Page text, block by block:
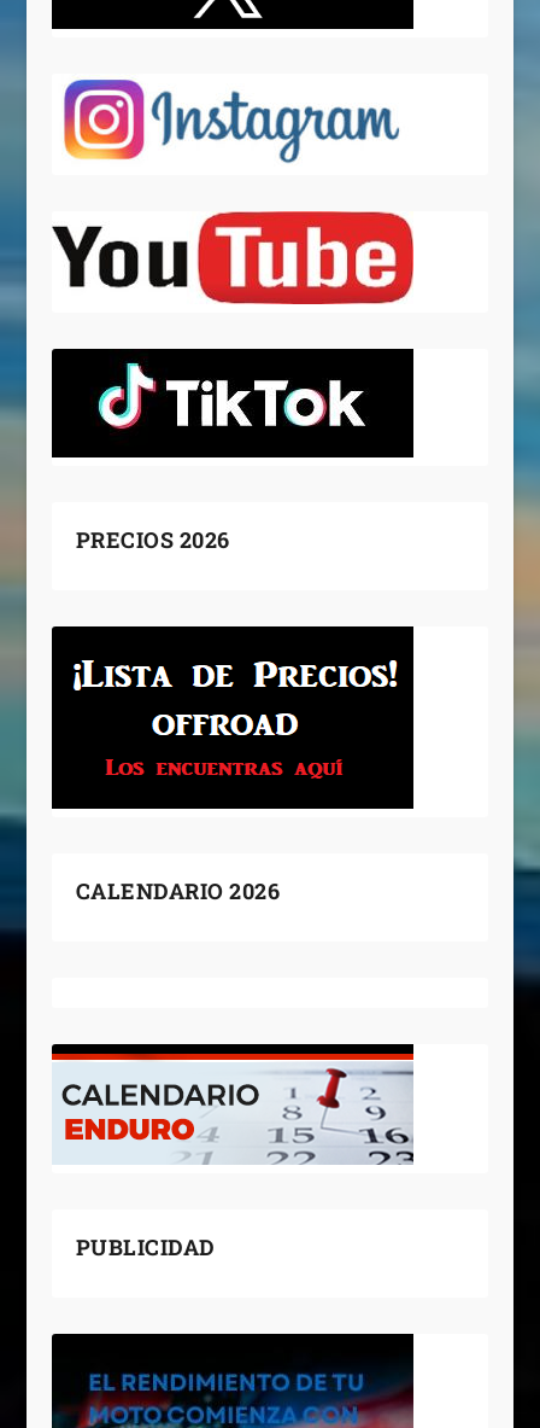
PRECIOS 2026
CALENDARIO 2026
PUBLICIDAD